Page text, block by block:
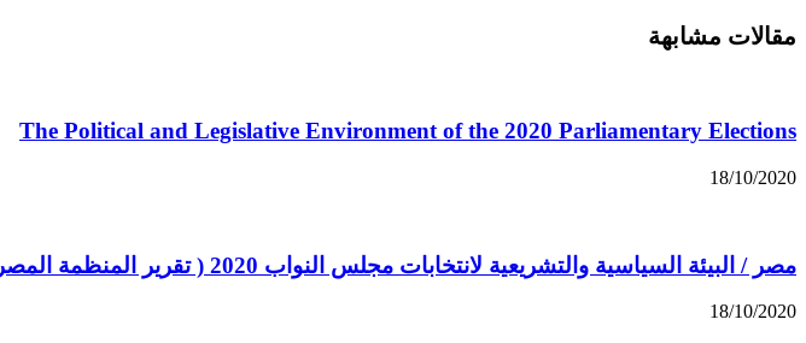
مقالات مشابهة
The Political and Legislative Environment of the 2020 Parliamentary Elections
18/10/2020
مصر / البيئة السياسية والتشريعية لانتخابات مجلس النواب 2020 ( تقرير المنظمة المصرية لحقوق الإنسان )
18/10/2020